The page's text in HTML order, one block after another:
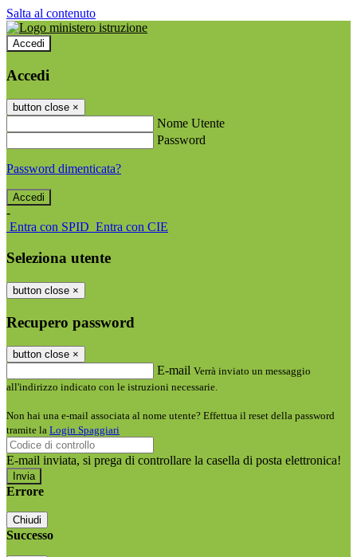
Salta al contenuto
Accedi
Accedi
button close ×
Nome Utente
Password
Password dimenticata?
-
Entra con SPID Entra con CIE
Seleziona utente
button close ×
Recupero password
button close ×
E-mail Verrà inviato un messaggio
all'indirizzo indicato con le istruzioni necessarie.
Non hai una e-mail associata al nome utente? Effettua il reset della password
tramite la Login Spaggiari
E-mail inviata, si prega di controllare la casella di posta elettronica!
Errore
Chiudi
Successo